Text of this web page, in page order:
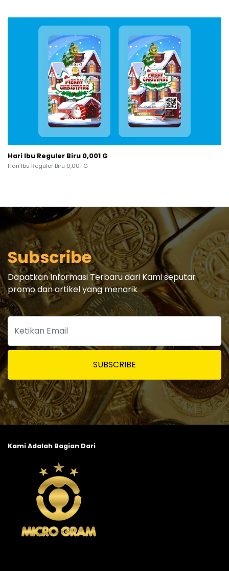
Hari Ibu Reguler Biru 0,001 G
Hari Ibu Reguler Biru 0,001 G
Subscribe
Dapatkan Informasi Terbaru dari Kami seputar
promo dan artikel yang menarik
SUBSCRIBE
Kami Adalah Bagian Dari